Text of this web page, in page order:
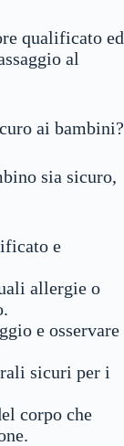
qualificato ed
al
ai bambini?
sia sicuro,
e
allergie o
e osservare
sicuri per i
corpo che